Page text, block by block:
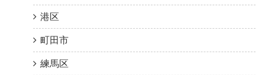
港区
町田市
練馬区